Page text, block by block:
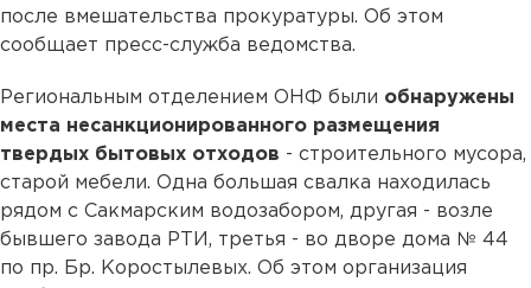
после вмешательства прокуратуры. Об этом
сообщает пресс-служба ведомства.
Региональным отделением ОНФ были обнаружены
места несанкционированного размещения
твердых бытовых отходов - строительного мусора,
старой мебели. Одна большая свалка находилась
рядом с Сакмарским водозабором, другая - возле
бывшего завода РТИ, третья - во дворе дома № 44
по пр. Бр. Коростылевых. Об этом организация